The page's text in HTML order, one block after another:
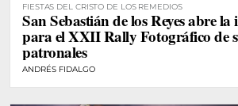
FIESTAS DEL CRISTO DE LOS REMEDIOS
San Sebastián de los Reyes abre
para el XXII Rally Fotográfico de
patronales
ANDRÉS FIDALGO